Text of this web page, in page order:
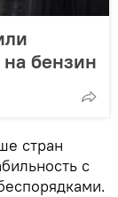
бензин
стран
с